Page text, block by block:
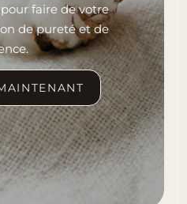
faire de votre
de pureté et de